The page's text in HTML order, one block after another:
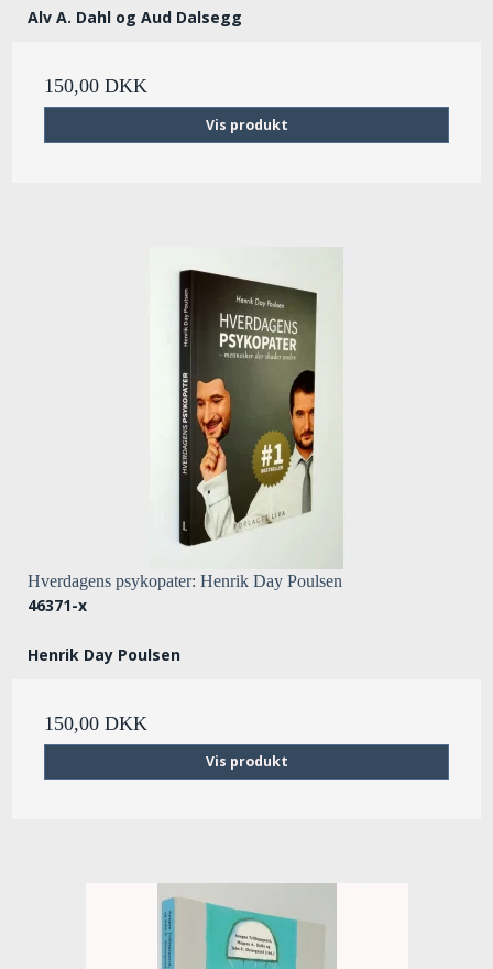
Alv A. Dahl og Aud Dalsegg
150,00 DKK
Vis produkt
Hverdagens psykopater: Henrik Day Poulsen
46371-x
Henrik Day Poulsen
150,00 DKK
Vis produkt